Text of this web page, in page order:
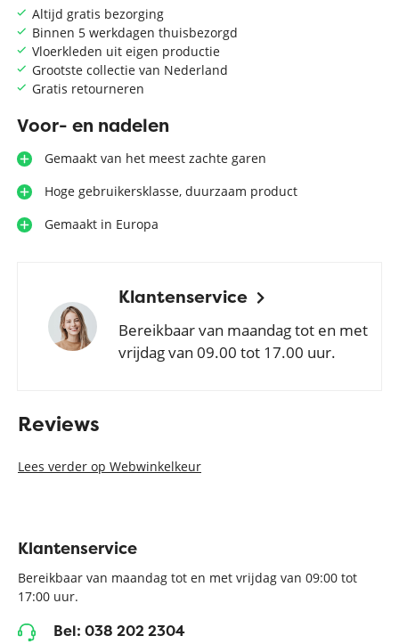
Altijd gratis bezorging
Binnen 5 werkdagen thuisbezorgd
Vloerkleden uit eigen productie
Grootste collectie van Nederland
Gratis retourneren
Voor- en nadelen
Gemaakt van het meest zachte garen
Hoge gebruikersklasse, duurzaam product
Gemaakt in Europa
Klantenservice
Bereikbaar van maandag tot en met
vrijdag van 09.00 tot 17.00 uur.
Reviews
Lees verder op Webwinkelkeur
Klantenservice
Bereikbaar van maandag tot en met vrijdag van 09:00 tot
17:00 uur.
Bel: 038 202 2304